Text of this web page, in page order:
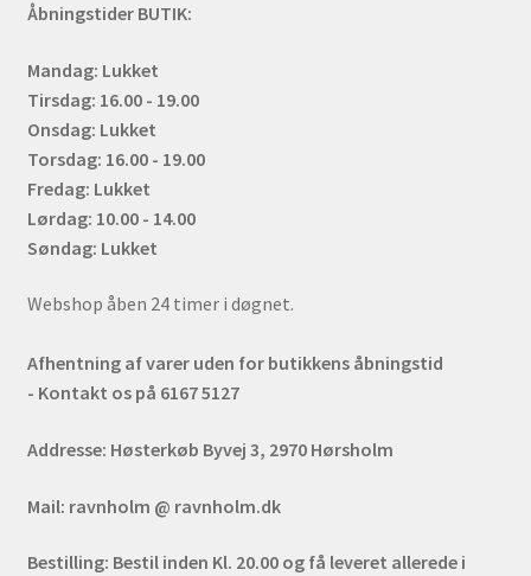
Åbningstider BUTIK:
Mandag: Lukket
Tirsdag: 16.00 - 19.00
Onsdag: Lukket
Torsdag: 16.00 - 19.00
Fredag: Lukket
Lørdag: 10.00 - 14.00
Søndag: Lukket
Webshop åben 24 timer i døgnet.
Afhentning af varer uden for butikkens åbningstid
- Kontakt os på 6167 5127
Addresse: Høsterkøb Byvej 3, 2970 Hørsholm
Mail: ravnholm @ ravnholm.dk
Bestilling: Bestil inden Kl. 20.00 og få leveret allerede i